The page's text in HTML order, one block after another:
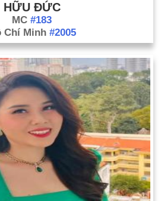
HỮU ĐỨC
MC #183
Chí Minh #2005